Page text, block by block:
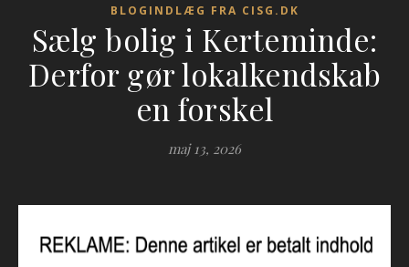
BLOGINDLÆG FRA CISG.DK
Sælg bolig i Kerteminde:
Derfor gør lokalkendskab
en forskel
maj 13, 2026